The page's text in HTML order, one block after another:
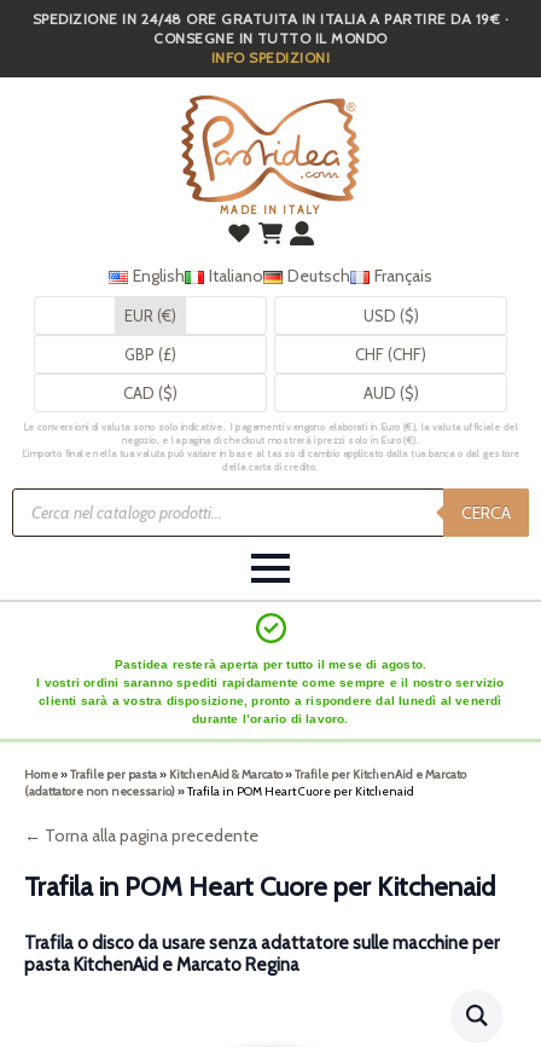
SkipSPEDIZIONE IN 24/48 ORE GRATUITA IN ITALIA A PARTIRE DA 19€ ·
CONSEGNE IN TUTTO IL MONDO
INFO SPEDIZIONI
MADE IN ITALY
English Italiano Deutsch Français
EUR (€)
USD ($)
GBP (£)
CHF (CHF)
CAD ($)
AUD ($)
Le conversioni di valuta sono solo indicative. I pagamenti vengono elaborati in Euro (€), la valuta ufficiale del
negozio, e la pagina di checkout mostrerà i prezzi solo in Euro (€).
L’importo finale nella tua valuta può variare in base al tasso di cambio applicato dalla tua banca o dal gestore
della carta di credito.
Ricerca
prodotti CERCA
Pastidea resterà aperta per tutto il mese di agosto.
I vostri ordini saranno spediti rapidamente come sempre e il nostro servizio
clienti sarà a vostra disposizione, pronto a rispondere dal lunedì al venerdì
durante l’orario di lavoro.
Home»Trafile per pasta» KitchenAid & Marcato»Trafile per KitchenAid e Marcato
(adattatore non necessario)»Trafila in POM Heart Cuore per Kitchenaid
← Torna alla pagina precedente
Trafila in POM Heart Cuore per Kitchenaid
Trafila o disco da usare senza adattatore sulle macchine per
pasta KitchenAid e Marcato Regina